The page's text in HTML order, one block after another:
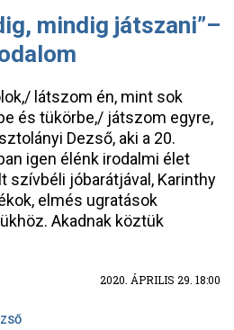
mindig játszani”–
látszom én, mint sok
és tükörbe,/ játszom egyre,
Dezső, aki a 20.
igen élénk irodalmi élet
szívbéli jóbarátjával, Karinthy
elmés ugratások
Akadnak köztük
2020. ÁPRILIS 29. 18:00